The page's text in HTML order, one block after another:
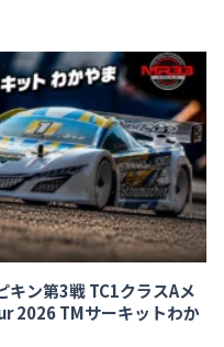
ン第3戦 TC1クラスAメ
2026 TMサーキットわか